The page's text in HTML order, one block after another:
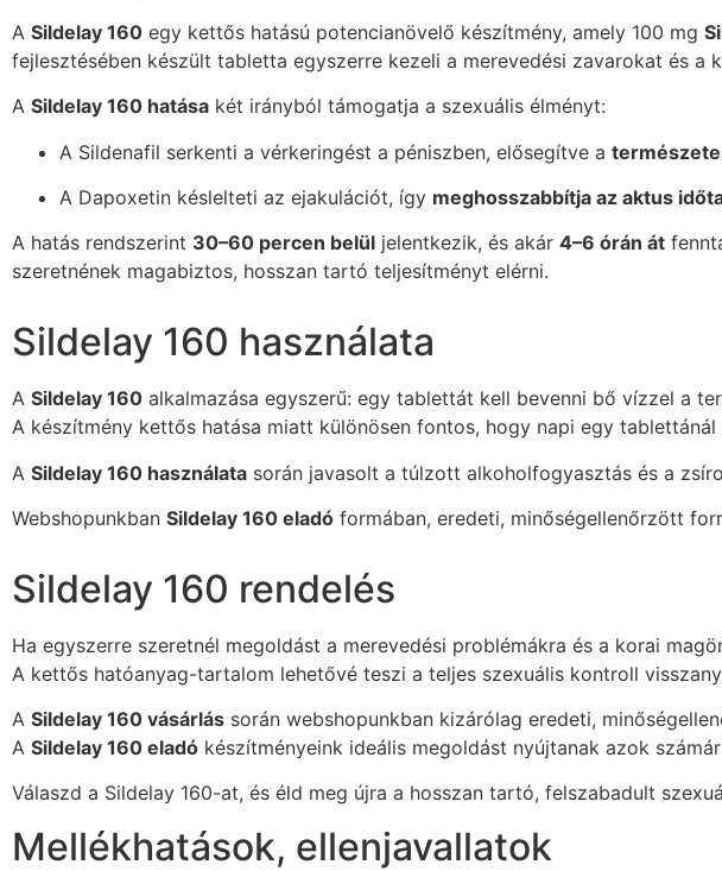
A Sildelay 160 egy kettős hatású potencianövelő készítmény, amely 100 mg
fejlesztésében készült tabletta egyszerre kezeli a merevedési zavarokat és
A Sildelay 160 hatása két irányból támogatja a szexuális élményt:
A Sildenafil serkenti a vérkeringést a péniszben, elősegítve a
A Dapoxetin késlelteti az ejakulációt, így meghosszabbítja az aktus
A hatás rendszerint 30–60 percen belül jelentkezik, és akár 4–6 órán át
szeretnének magabiztos, hosszan tartó teljesítményt elérni.
Sildelay 160 használata
A Sildelay 160 alkalmazása egyszerű: egy tablettát kell bevenni bő vízzel a
A készítmény kettős hatása miatt különösen fontos, hogy napi egy
A Sildelay 160 használata során javasolt a túlzott alkoholfogyasztás és a
Webshopunkban Sildelay 160 eladó formában, eredeti, minőségellenőrzött
Sildelay 160 rendelés
Ha egyszerre szeretnél megoldást a merevedési problémákra és a korai
A kettős hatóanyag-tartalom lehetővé teszi a teljes szexuális kontroll
A Sildelay 160 vásárlás során webshopunkban kizárólag eredeti,
A Sildelay 160 eladó készítményeink ideális megoldást nyújtanak azok
Válaszd a Sildelay 160-at, és éld meg újra a hosszan tartó, felszabadult
Mellékhatások, ellenjavallatok